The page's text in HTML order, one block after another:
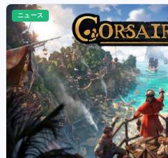
ニュース